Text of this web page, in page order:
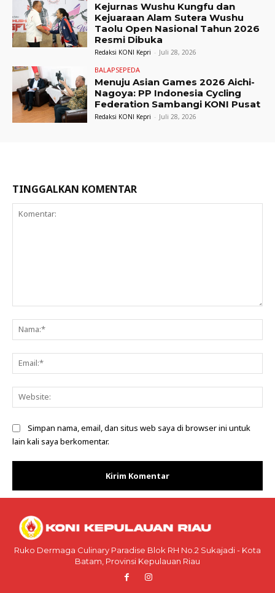
Kejurnas Wushu Kungfu dan
Kejuaraan Alam Sutera Wushu
Taolu Open Nasional Tahun 2026
Resmi Dibuka
Redaksi KONI Kepri - Juli 28, 2026
BALAPSEPEDA
Menuju Asian Games 2026 Aichi-
Nagoya: PP Indonesia Cycling
Federation Sambangi KONI Pusat
Redaksi KONI Kepri - Juli 28, 2026
TINGGALKAN KOMENTAR
Simpan nama, email, dan situs web saya di browser ini untuk
lain kali saya berkomentar.
Ruko Dermaga Culinary Paradise Blok RH No.2 Sukajadi - Kota
Batam, Provinsi Kepulauan Riau